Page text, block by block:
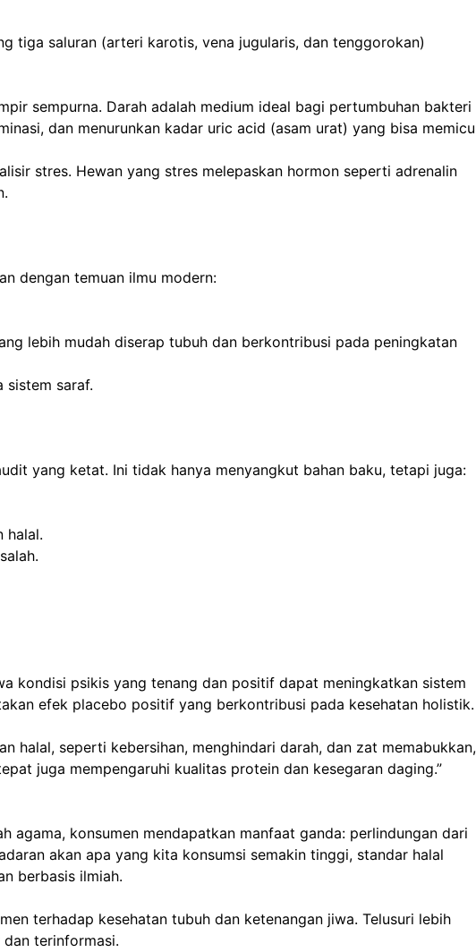
tiga saluran (arteri karotis, vena jugularis, dan tenggorokan)
sempurna. Darah adalah medium ideal bagi pertumbuhan bakteri
dan menurunkan kadar uric acid (asam urat) yang bisa memicu
stres. Hewan yang stres melepaskan hormon seperti adrenalin
dengan temuan ilmu modern:
lebih mudah diserap tubuh dan berkontribusi pada peningkatan
sistem saraf.
yang ketat. Ini tidak hanya menyangkut bahan baku, tetapi juga:
halal.
kondisi psikis yang tenang dan positif dapat meningkatkan sistem
efek placebo positif yang berkontribusi pada kesehatan holistik.
halal, seperti kebersihan, menghindari darah, dan zat memabukkan,
juga mempengaruhi kualitas protein dan kesegaran daging.”
agama, konsumen mendapatkan manfaat ganda: perlindungan dari
akan apa yang kita konsumsi semakin tinggi, standar halal
berbasis ilmiah.
terhadap kesehatan tubuh dan ketenangan jiwa. Telusuri lebih
terinformasi.